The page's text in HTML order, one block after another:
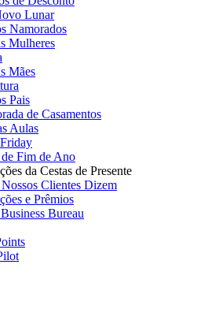
Lunar
Namorados
Mulheres
Mães
Pais
de Casamentos
Aulas
de Fim de Ano
da Cestas de Presente
Clientes Dizem
e Prêmios
Bureau